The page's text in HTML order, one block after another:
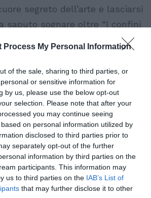
Process My Personal Information
of the sale, sharing to third parties, or
or sensitive information for
by us, please use the below opt-out
selection. Please note that after your
you may continue seeing
on personal information utilized by
disclosed to third parties prior to
separately opt-out of the further
information by third parties on the
participants. This information may
us to third parties on the IAB’s List of
that may further disclose it to other
segreto dell’arte e lasciarsi
saputo sognare oltre “I confini
uscita il 30 luglio, in tutte le
edito dalla casa editrice
[Totale:0Media:0]